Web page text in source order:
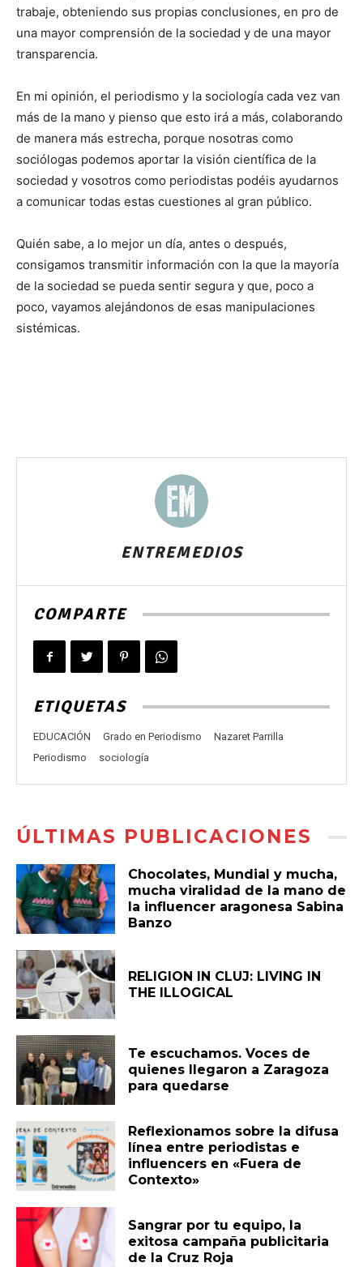
trabaje, obteniendo sus propias conclusiones, en pro de
una mayor comprensión de la sociedad y de una mayor
transparencia.
En mi opinión, el periodismo y la sociología cada vez van
más de la mano y pienso que esto irá a más, colaborando
de manera más estrecha, porque nosotras como
sociólogas podemos aportar la visión científica de la
sociedad y vosotros como periodistas podéis ayudarnos
a comunicar todas estas cuestiones al gran público.
Quién sabe, a lo mejor un día, antes o después,
consigamos transmitir información con la que la mayoría
de la sociedad se pueda sentir segura y que, poco a
poco, vayamos alejándonos de esas manipulaciones
sistémicas.
ENTREMEDIOS
COMPARTE
ETIQUETAS
EDUCACIÓN Grado en Periodismo
Nazaret Parrilla
Periodismo
sociología
ÚLTIMAS PUBLICACIONES
Chocolates, Mundial y mucha,
mucha viralidad de la mano de
la influencer aragonesa Sabina
Banzo
RELIGION IN CLUJ: LIVING IN
THE ILLOGICAL
Te escuchamos. Voces de
quienes llegaron a Zaragoza
para quedarse
Reflexionamos sobre la difusa
línea entre periodistas e
influencers en «Fuera de
Contexto»
Sangrar por tu equipo, la
exitosa campaña publicitaria
de la Cruz Roja